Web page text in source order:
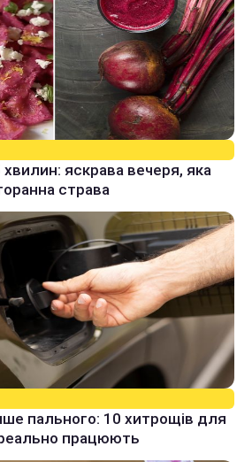
хвилин: яскрава вечеря, яка
страва
пального: 10 хитрощів для
працюють